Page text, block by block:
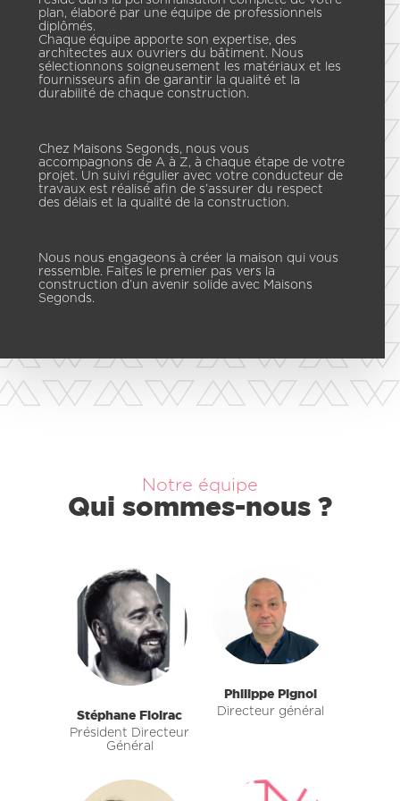
plan, élaboré par une équipe de professionnels
diplômés.
Chaque équipe apporte son expertise, des
architectes aux ouvriers du bâtiment. Nous
sélectionnons soigneusement les matériaux et les
fournisseurs afin de garantir la qualité et la
durabilité de chaque construction.
Chez Maisons Segonds, nous vous
accompagnons de A à Z, à chaque étape de votre
projet. Un suivi régulier avec votre conducteur de
travaux est réalisé afin de s’assurer du respect
des délais et la qualité de la construction.
Nous nous engageons à créer la maison qui vous
ressemble. Faites le premier pas vers la
construction d’un avenir solide avec Maisons
Segonds.
Notre équipe
Qui sommes-nous ?
Stéphane Floirac
Président Directeur
Général
Philippe Pignol
Directeur général